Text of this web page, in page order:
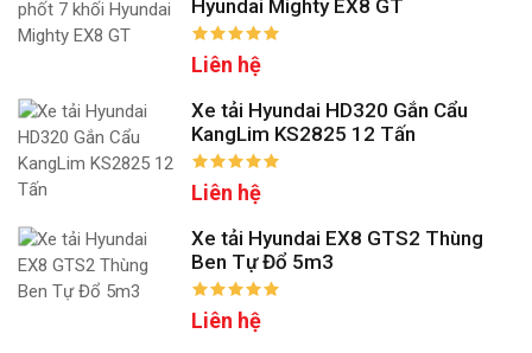
Hyundai Mighty EX8 GT
Liên hệ
Xe tải Hyundai HD320 Gắn Cẩu
KangLim KS2825 12 Tấn
Liên hệ
Xe tải Hyundai EX8 GTS2 Thùng
Ben Tự Đổ 5m3
Liên hệ